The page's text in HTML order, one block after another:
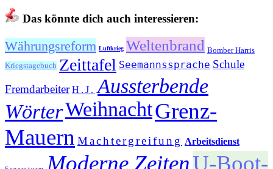
Das könnte dich auch interessieren:
Währungsreform Luftkrieg Weltenbrand Bomber Harris
Kriegstagebuch Zeittafel Seemannssprache Schule
Fremdarbeiter H.J. Aussterbende
WörterWeihnachtGrenz-
Mauern Machtergreifung Arbeitsdienst
Moderne ZeitenU-Boot-